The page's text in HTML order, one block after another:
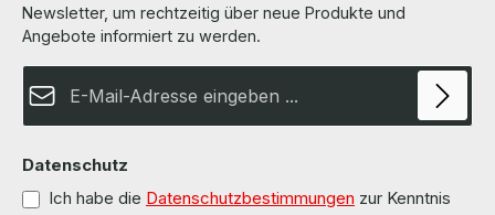
Newsletter, um rechtzeitig über neue Produkte und
Angebote informiert zu werden.
Datenschutz
Ich habe die Datenschutzbestimmungen zur Kenntnis